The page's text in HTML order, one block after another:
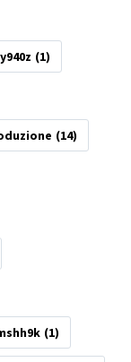
(1)
(14)
(1)